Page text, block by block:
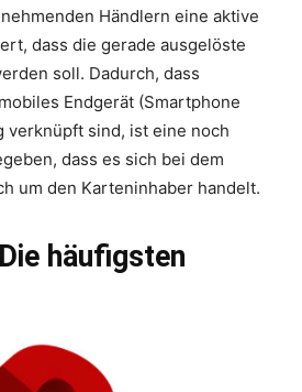
Händlern eine aktive
dass die gerade ausgelöste
soll. Dadurch, dass
Endgerät (Smartphone
verknüpft sind, ist eine noch
dass es sich bei dem
um den Karteninhaber handelt.
häufigsten